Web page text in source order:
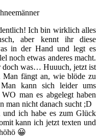
Ich bin wirklich alles
aber kennt ihr diese
in der Hand und legt es
noch etwas anderes macht.
doch was… Huuuch, jetzt ist
fängt an, wie blöde zu
kann sich leider ums
man es abgelegt haben
man nicht danach sucht ;D
ich habe es zum Glück
kann ich jetzt texten und
😀